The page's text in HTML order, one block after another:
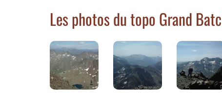
Les photos du topo Grand